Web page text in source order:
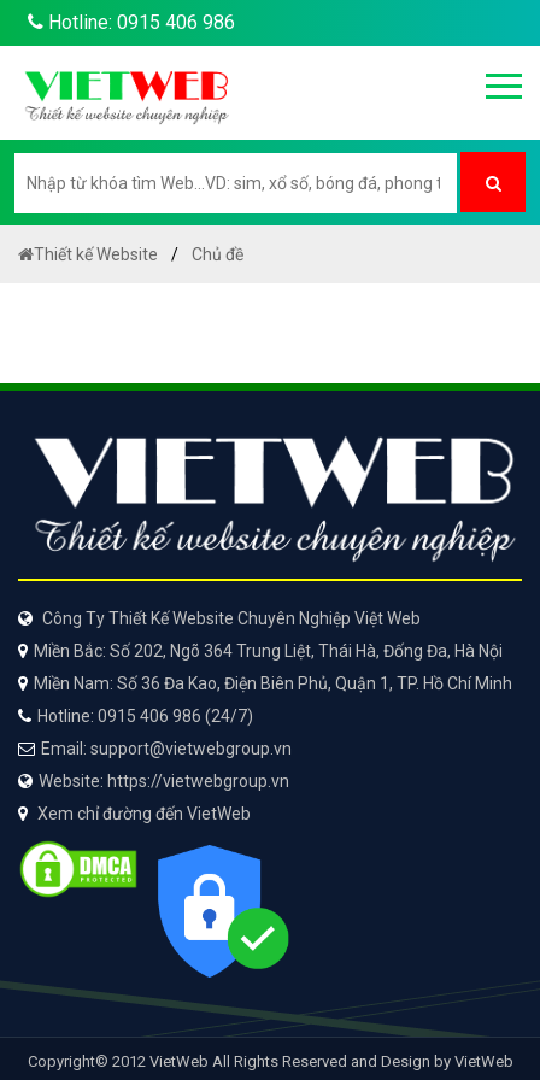
Hotline: 0915 406 986
Thiết kế Website Chủ đề
Công Ty Thiết Kế Website Chuyên Nghiệp Việt Web
Miền Bắc: Số 202, Ngõ 364 Trung Liệt, Thái Hà, Đống Đa, Hà Nội
Miền Nam: Số 36 Đa Kao, Điện Biên Phủ, Quận 1, TP. Hồ Chí Minh
Hotline: 0915 406 986 (24/7)
Email: support@vietwebgroup.vn
Website: https://vietwebgroup.vn
Xem chỉ đường đến VietWeb
Copyright© 2012 VietWeb All Rights Reserved and Design by VietWeb